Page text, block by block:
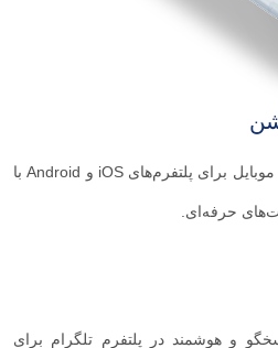
تولید اپلیکیشن های موبایل برای پلتفرم‌های iOS و Android با
حرفه‌ای.
و هوشمند در پلتفرم تلگرام برای